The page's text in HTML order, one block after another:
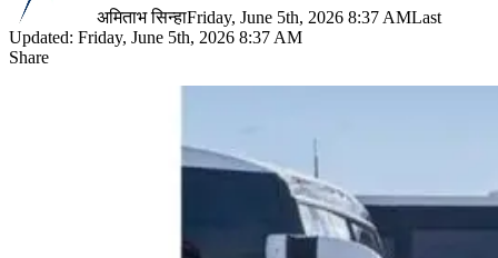
अमिताभ सिन्हाFriday, June 5th, 2026 8:37 AMLast
Updated: Friday, June 5th, 2026 8:37 AM
Share